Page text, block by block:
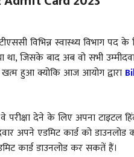
विभिन्न स्वास्थ्य विभाग
था, जिसके बाद अब वो सभी
खत्म हुआ क्योकि आज आयोग द्वारा
परीक्षा देने के लिए अपना टाइटल
अपने एडमिट कार्ड को डाउनलोड
कार्ड डाउनलोड कर सकतें हैं।